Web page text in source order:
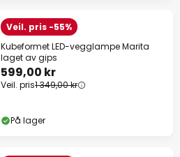
Veil. pris -55%
Kubeformet LED-vegglampe Marita
laget av gips
599,00 kr
Veil. pris1 349,00 kr
På lager